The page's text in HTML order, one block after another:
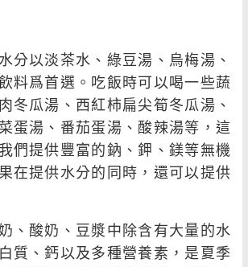
以淡茶水、綠豆湯、烏梅湯、
料爲首選。吃飯時可以喝一些蔬
冬瓜湯、西紅柿扁尖筍冬瓜湯、
蛋湯、番茄蛋湯、酸辣湯等，這
們提供豐富的鈉、鉀、鎂等無機
在提供水分的同時，還可以提供
酸奶、豆漿中除含有大量的水
質、鈣以及多種營養素，是夏季